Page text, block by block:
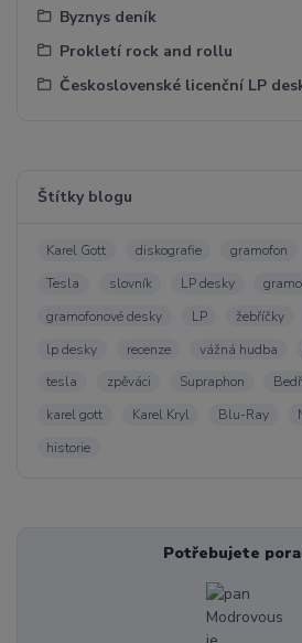
Byznys deník
Prokletí rock and rollu
Československé licenční LP
Štítky blogu
Karel Gott diskografie gramofon
Tesla
slovník LP desky
gramofonové desky
LP žebříčky
lp desky
recenze vážná hudba
tesla
zpěváci Supraphon
karel gott
Karel Kryl Blu-Ray
historie
Potřebujete